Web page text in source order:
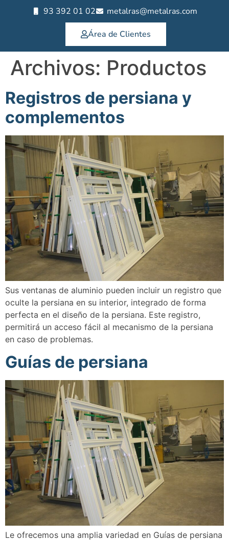
93 392 01 02 metalras@metalras.com
Área de Clientes
Archivos: Productos
Registros de persiana y
complementos
Sus ventanas de aluminio pueden incluir un registro que
oculte la persiana en su interior, integrado de forma
perfecta en el diseño de la persiana. Este registro,
permitirá un acceso fácil al mecanismo de la persiana
en caso de problemas.
Guías de persiana
Le ofrecemos una amplia variedad en Guías de persiana